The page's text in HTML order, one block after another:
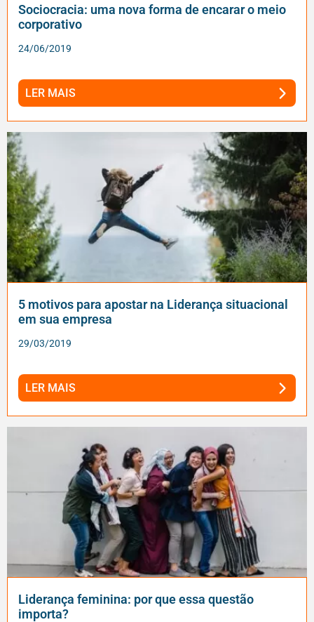
Sociocracia: uma nova forma de encarar o meio
corporativo
24/06/2019
LER MAIS
5 motivos para apostar na Liderança situacional
em sua empresa
29/03/2019
LER MAIS
Liderança feminina: por que essa questão
importa?